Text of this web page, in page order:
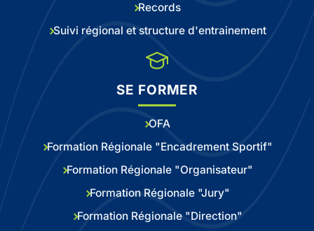
Records
Suivi régional et structure d'entrainement
SE FORMER
OFA
Formation Régionale "Encadrement Sportif"
Formation Régionale "Organisateur"
Formation Régionale "Jury"
Formation Régionale "Direction"